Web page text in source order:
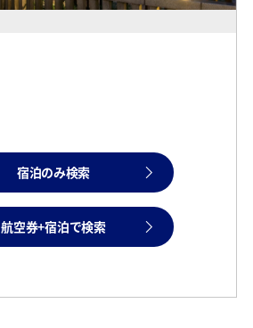
宿泊のみ検索
航空券+宿泊で検索